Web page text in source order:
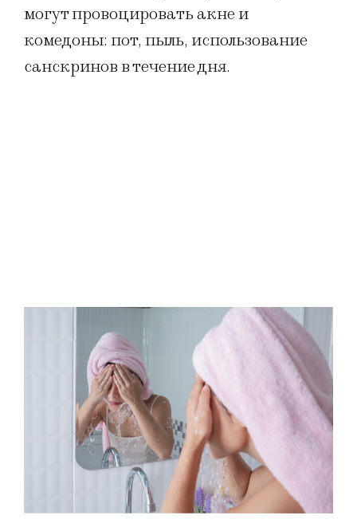
могут провоцировать акне и
комедоны: пот, пыль, использование
санскринов в течение дня.